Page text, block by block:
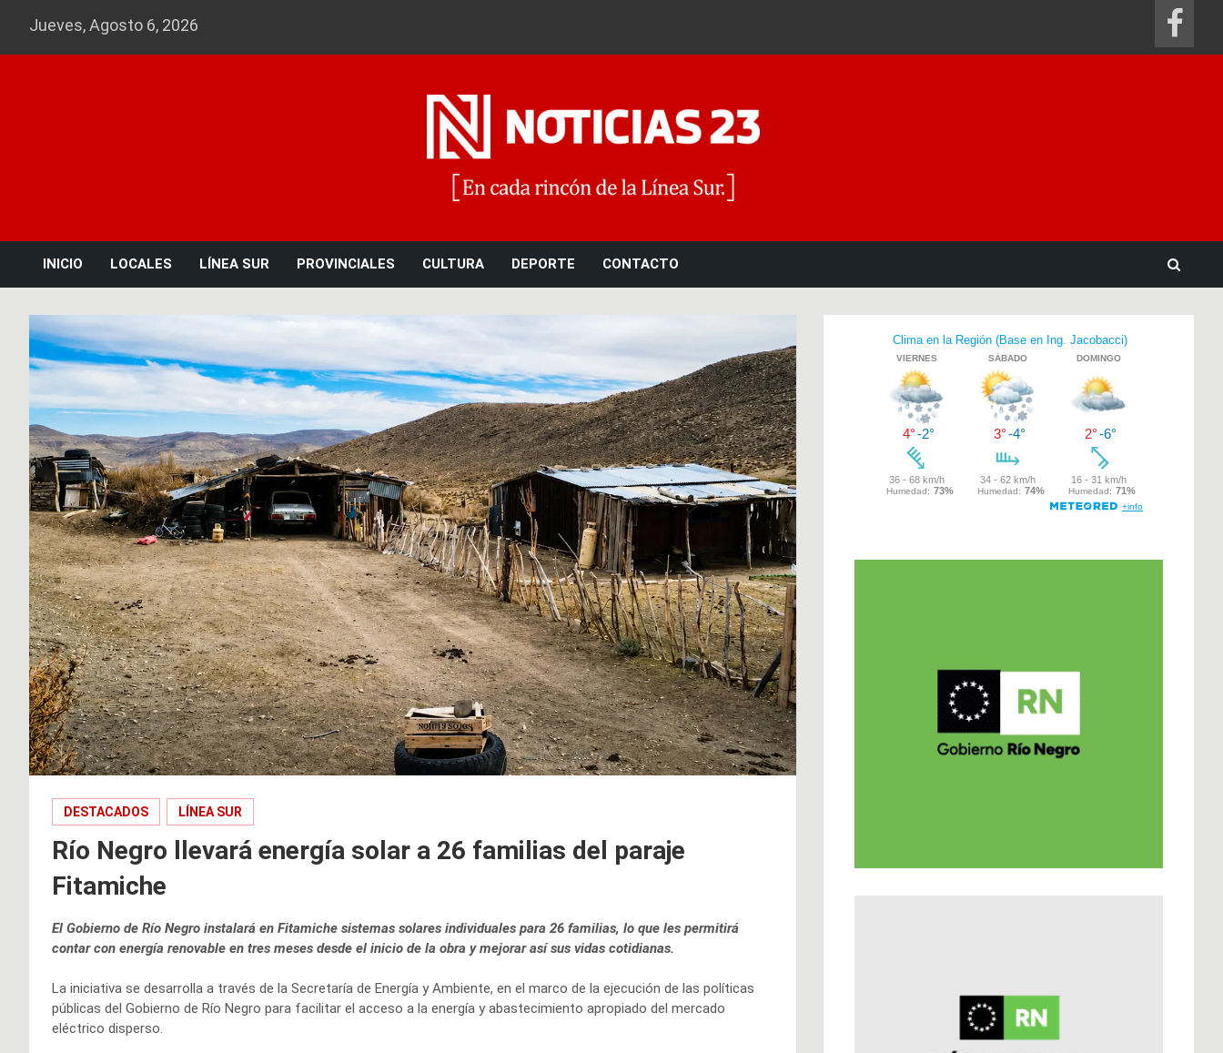
Jueves, Agosto 6, 2026
INICIO LOCALES LÍNEA SUR PROVINCIALES CULTURA DEPORTE CONTACTO
DESTACADOS LÍNEA SUR
Río Negro llevará energía solar a 26 familias del paraje
Fitamiche
El Gobierno de Río Negro instalará en Fitamiche sistemas solares individuales para 26 familias, lo que les permitirá
contar con energía renovable en tres meses desde el inicio de la obra y mejorar así sus vidas cotidianas.
La iniciativa se desarrolla a través de la Secretaría de Energía y Ambiente, en el marco de la ejecución de las políticas
públicas del Gobierno de Río Negro para facilitar el acceso a la energía y abastecimiento apropiado del mercado
eléctrico disperso.